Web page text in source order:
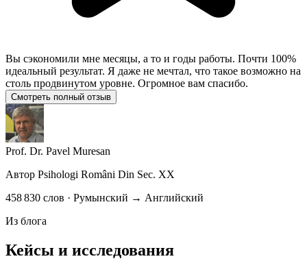
Вы сэкономили мне месяцы, а то и годы работы. Почти 100%
идеальный результат. Я даже не мечтал, что такое возможно на
столь продвинутом уровне. Огромное вам спасибо.
Смотреть полный отзыв
Prof. Dr. Pavel Muresan
Автор Psihologi Români Din Sec. XX
458 830 слов · Румынский → Английский
Из блога
Кейсы и исследования